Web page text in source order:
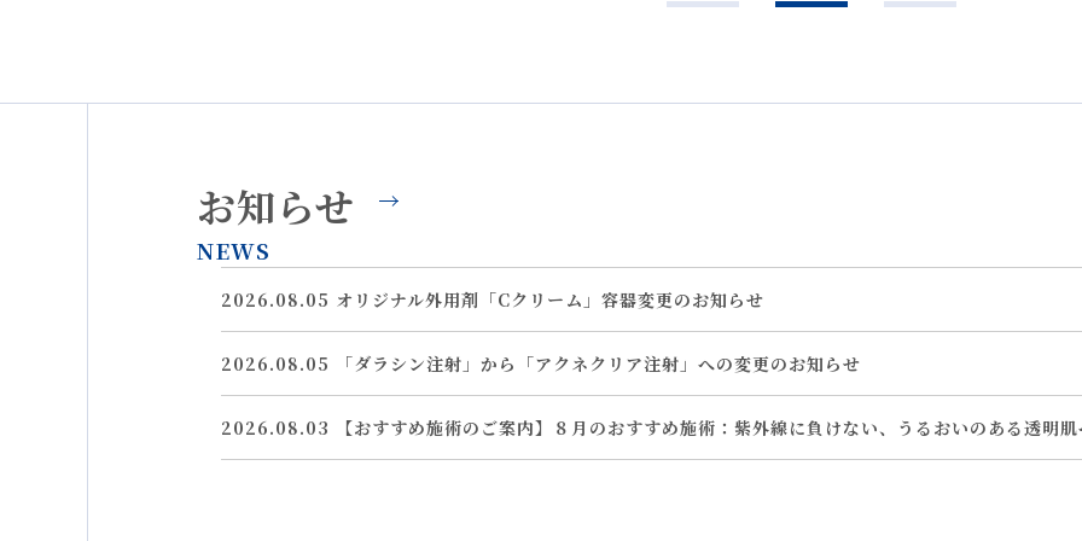
お知らせ
NEWS
2026.08.05 オリジナル外用剤「Cクリーム」容器変更のお知らせ
2026.08.05 「ダラシン注射」から「アクネクリア注射」への変更のお知らせ
2026.08.03 【おすすめ施術のご案内】８月のおすすめ施術：紫外線に負けない、うるおいのある透明